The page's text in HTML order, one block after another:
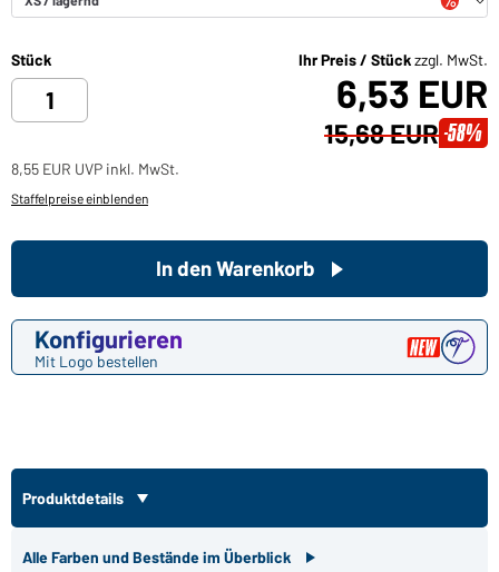
Stück Ihr Preis / Stückzzgl. MwSt.
6,53 EUR
15,68 EUR -58%
8,55 EUR UVP inkl. MwSt.
Staffelpreise einblenden
Konfigurieren
Mit Logo bestellen
In den Warenkorb
Produktdetails
Alle Farben und Bestände im Überblick